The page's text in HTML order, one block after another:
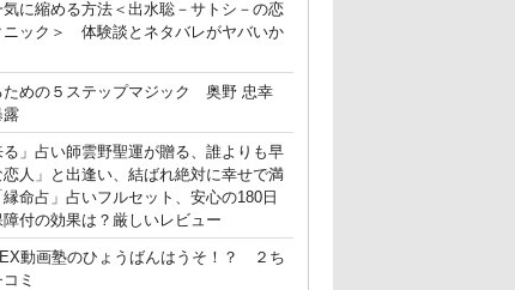
に縮める方法＜出水聡－サトシ－の恋
ニック＞ 体験談とネタバレがヤバいか
ための５ステップマジック 奥野 忠幸
露
」占い師雲野聖運が贈る、誰よりも早
恋人」と出逢い、結ばれ絶対に幸せで満
命占」占いフルセット、安心の180日
付の効果は？厳しいレビュー
動画塾のひょうばんはうそ！？ ２ち
ミ